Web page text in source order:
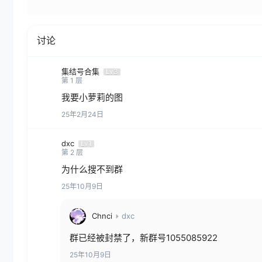
讨论
集结号合集
Lv3
第 1 层
我要小萝莉的图
25年2月24日
dxc
Lv1
第 2 层
为什么搜不到群
25年10月9日
Chnci dxc
群已经被封禁了，新群号1055085922
25年10月9日